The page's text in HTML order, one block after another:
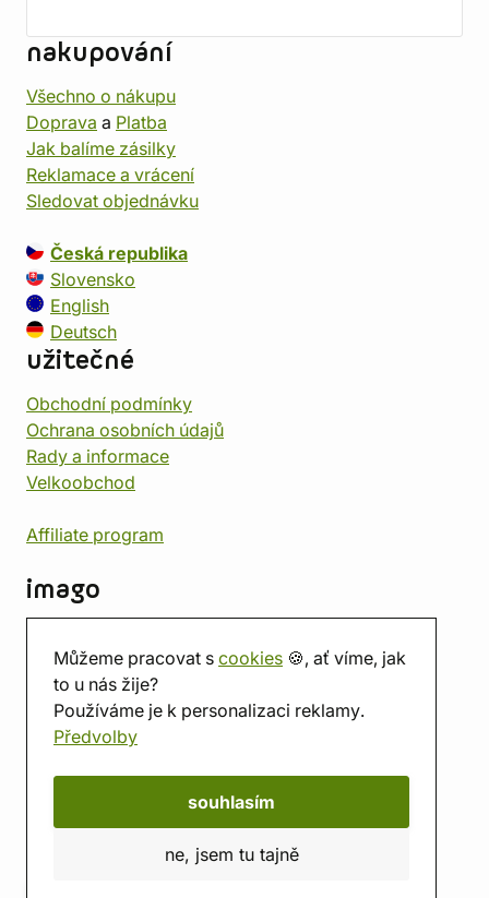
Můžeme pracovat s cookies 🍪, ať víme, jak
to u nás žije?
Používáme je k personalizaci reklamy.
Předvolby
souhlasím
ne, jsem tu tajně
nakupování
Všechno o nákupu
Doprava a Platba
Jak balíme zásilky
Reklamace a vrácení
Sledovat objednávku
Česká republika
Slovensko
English
Deutsch
užitečné
Obchodní podmínky
Ochrana osobních údajů
Rady a informace
Velkoobchod
Affiliate program
imago
Prodejna
Herna
O nás
Hodnocení obchodu